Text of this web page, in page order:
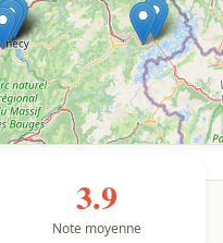
3.9
Note moyenne